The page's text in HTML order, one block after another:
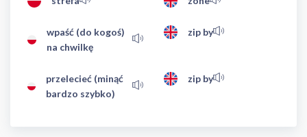
wpaść (do kogoś)
na chwilkę
zip by
przelecieć (minąć
bardzo szybko)
zip by